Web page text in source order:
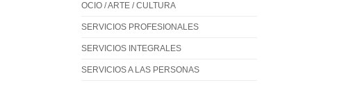
OCIO / ARTE / CULTURA
SERVICIOS PROFESIONALES
SERVICIOS INTEGRALES
SERVICIOS A LAS PERSONAS